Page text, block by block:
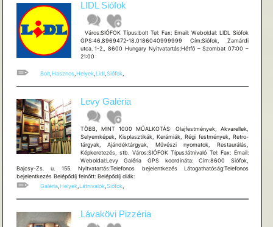
LIDL Siófok
Város:SIÓFOK Típus:bolt Tel: Fax: Email: Weboldal: LIDL Siófok
GPS:46.8969472-18.0186040999999 Cím:Siófok, Zamárdi
utca. 1-2., 8600 Hungary Nyitvatartás:Hétfõ – Szombat 07:00 –
21:00
Bolt, Hasznos, Helyek, Lidl, Siófok,
Levy Galéria
TÖBB, MINT 1000 MŰALKOTÁS: Olajfestmények, Akvarellek,
Selyemképek, Kisplasztikák, Kerámiák, Régi festmények, Retro-
tárgyak, Ajándéktárgyak, Művészi nyomatok, Restaurálás,
Képkeretezés, stb. Város:SIÓFOK Típus:látnivaló Tel: Fax: Email:
Weboldal:Levy Galéria GPS koordináta: Cím:8600 Siófok,
Bajcsy-Zs. u. 155. Nyitvatartás:Telefonos bejelentkezés Látogathatóság:Telefonos
bejelentkezés Belépődíj felnőtt: Belépődíj diák:
Galéria,Helyek,Látnivalók,Siófok,
Lávakövi Pizzéria